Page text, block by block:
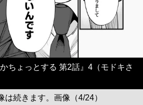
ちょっとする 第2話』4（モドキさ
は続きます。画像（4/24）